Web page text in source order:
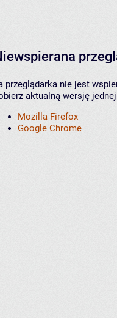
przeglądarka nie jest
aktualną wersję
Mozilla Firefox
Google Chrome